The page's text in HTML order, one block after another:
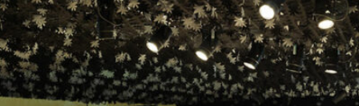
POLICY
CONTATTI